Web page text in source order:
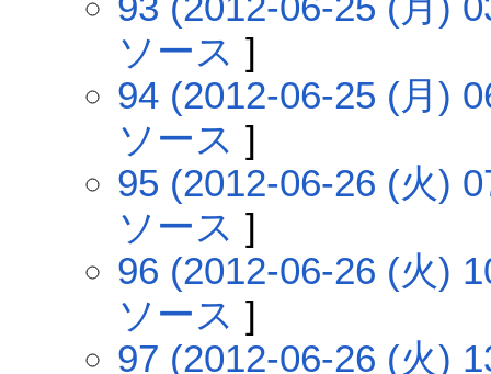
ソース ]
94 (2012-06-25 (月)
ソース ]
95 (2012-06-26 (火)
ソース ]
96 (2012-06-26 (火)
ソース ]
97 (2012-06-26 (火)